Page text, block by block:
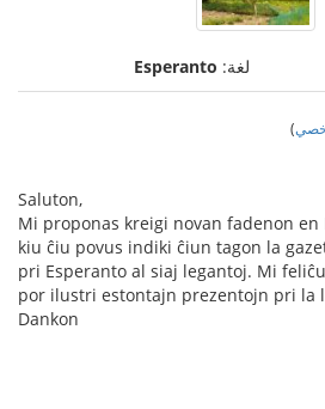
لغة: Esperanto
)
Saluton,
Mi proponas kreigi novan fadenon en
kiu ĉiu povus indiki ĉiun tagon la
pri Esperanto al siaj legantoj. Mi
por ilustri estontajn prezentojn pri la
Dankon